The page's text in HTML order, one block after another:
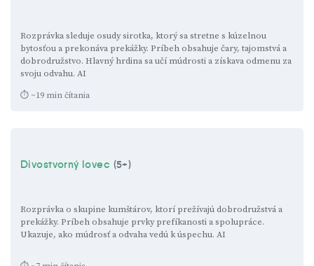
Rozprávka sleduje osudy sirotka, ktorý sa stretne s kúzelnou
bytosťou a prekonáva prekážky. Príbeh obsahuje čary, tajomstvá a
dobrodružstvo. Hlavný hrdina sa učí múdrosti a získava odmenu za
svoju odvahu. AI
⏱ ~19 min čítania
Divostvorný lovec (5+)
Rozprávka o skupine kumštárov, ktorí prežívajú dobrodružstvá a
prekážky. Príbeh obsahuje prvky prefíkanosti a spolupráce.
Ukazuje, ako múdrosť a odvaha vedú k úspechu. AI